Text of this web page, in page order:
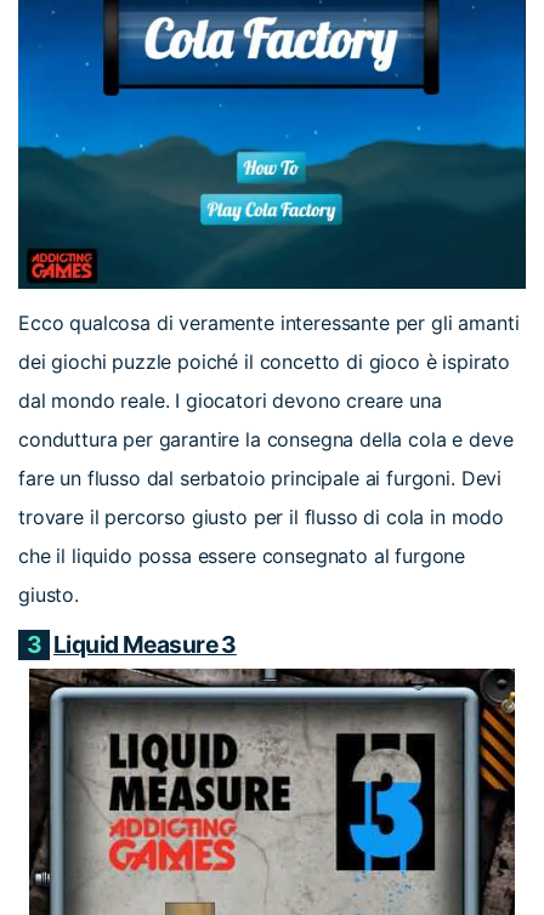
Ecco qualcosa di veramente interessante per gli amanti
dei giochi puzzle poiché il concetto di gioco è ispirato
dal mondo reale. I giocatori devono creare una
conduttura per garantire la consegna della cola e deve
fare un flusso dal serbatoio principale ai furgoni. Devi
trovare il percorso giusto per il flusso di cola in modo
che il liquido possa essere consegnato al furgone
giusto.
3 Liquid Measure 3